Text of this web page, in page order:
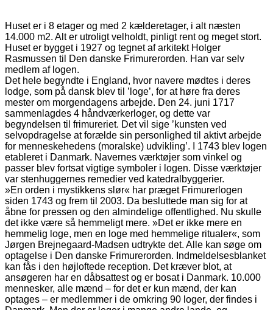
Huset er i 8 etager og med 2 kælderetager, i alt næsten
14.000 m2. Alt er utroligt velholdt, pinligt rent og meget stort.
Huset er bygget i 1927 og tegnet af arkitekt Holger
Rasmussen til Den danske Frimurerorden. Han var selv
medlem af logen.
Det hele begyndte i England, hvor navere mødtes i deres
lodge, som på dansk blev til ’loge’, for at høre fra deres
mester om morgendagens arbejde. Den 24. juni 1717
sammenlagdes 4 håndværkerloger, og dette var
begyndelsen til frimureriet. Det vil sige ’kunsten ved
selvopdragelse at forælde sin personlighed til aktivt arbejde
for menneskehedens (moralske) udvikling’. I 1743 blev logen
etableret i Danmark. Navernes værktøjer som vinkel og
passer blev fortsat vigtige symboler i logen. Disse værktøjer
var stenhuggernes remedier ved katedralbyggerier.
»En orden i mystikkens slør« har præget Frimurerlogen
siden 1743 og frem til 2003. Da besluttede man sig for at
åbne for pressen og den almindelige offentlighed. Nu skulle
det ikke være så hemmeligt mere. »Det er ikke mere en
hemmelig loge, men en loge med hemmelige ritualer«, som
Jørgen Brejnegaard-Madsen udtrykte det. Alle kan søge om
optagelse i Den danske Frimurerorden. Indmeldelsesblanket
kan fås i den højloftede reception. Det kræver blot, at
ansøgeren har en dåbsattest og er bosat i Danmark. 10.000
mennesker, alle mænd – for det er kun mænd, der kan
optages – er medlemmer i de omkring 90 loger, der findes i